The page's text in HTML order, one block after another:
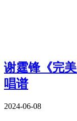
谢霆锋《完
唱谱
2024-06-08